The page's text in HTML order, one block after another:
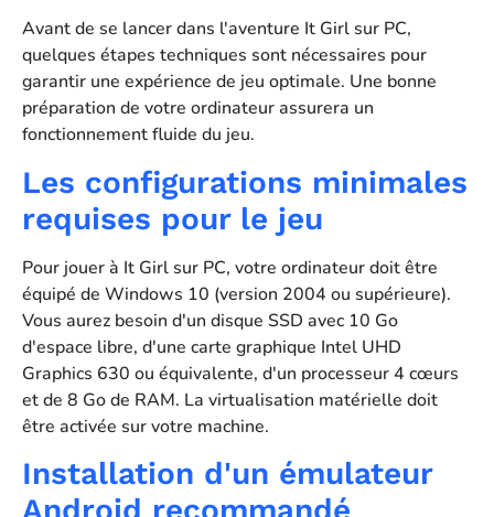
Avant de se lancer dans l'aventure It Girl sur PC,
quelques étapes techniques sont nécessaires pour
garantir une expérience de jeu optimale. Une bonne
préparation de votre ordinateur assurera un
fonctionnement fluide du jeu.
Les configurations minimales
requises pour le jeu
Pour jouer à It Girl sur PC, votre ordinateur doit être
équipé de Windows 10 (version 2004 ou supérieure).
Vous aurez besoin d'un disque SSD avec 10 Go
d'espace libre, d'une carte graphique Intel UHD
Graphics 630 ou équivalente, d'un processeur 4 cœurs
et de 8 Go de RAM. La virtualisation matérielle doit
être activée sur votre machine.
Installation d'un émulateur